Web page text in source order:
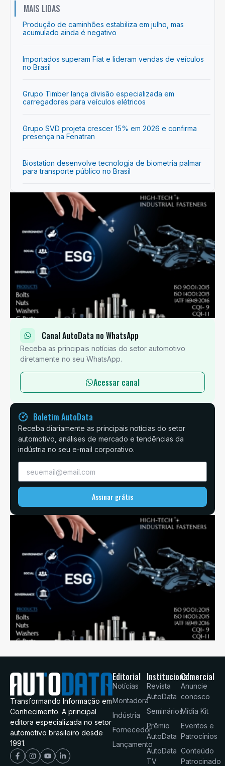
MAIS LIDAS
Produção de caminhões estabiliza em julho, mas
acumulado ainda é negativo
Importados superam Fiat e lideram vendas de veículos
no Brasil
Grupo Timber lança divisão especializada em
carregadores para veículos elétricos
Grupo SVD projeta crescer 15% em 2026 e confirma
presença na Fenatran
Biostation desenvolve tecnologia de biometria palmar
para transporte público no Brasil
Canal AutoData no WhatsApp
Receba as principais notícias do setor automotivo
diretamente no seu WhatsApp.
Acessar canal
Boletim AutoData
Receba diariamente as principais notícias do setor
automotivo, análises de mercado e tendências da
indústria no seu e-mail corporativo.
Assinar grátis
Transformando Informação em
Conhecimento. A principal
editora especializada no setor
automotivo brasileiro desde
1991.
Editorial
Notícias
Montadora
Indústria
Fornecedor
Lançamento
Institucional
Revista
AutoData
Seminários
Prêmio
AutoData
AutoData
TV
Comercial
Anuncie
conosco
Mídia Kit
Eventos e
Patrocínios
Conteúdo
Patrocinado